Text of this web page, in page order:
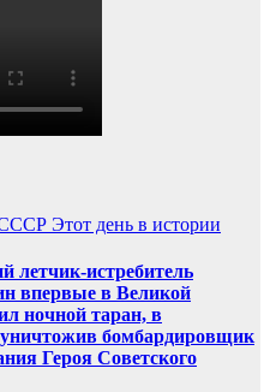
Этот день в истории
летчик-истребитель
впервые в Великой
ночной таран, в
бомбардировщик
Героя Советского